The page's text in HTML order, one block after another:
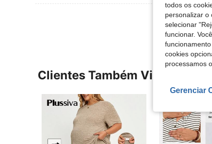
Ver Mais
Clientes Também Visitaram
todos os
personalizar o
selecionar
funcionar.
cookies
processamos
Gerenciar